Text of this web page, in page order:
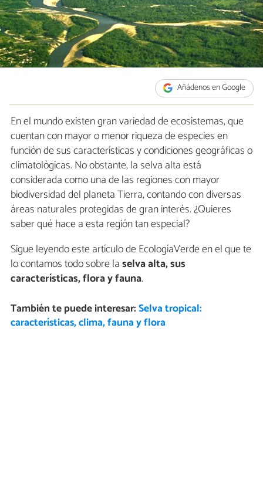
Añádenos en Google
En el mundo existen gran variedad de ecosistemas, que
cuentan con mayor o menor riqueza de especies en
función de sus características y condiciones geográficas o
climatológicas. No obstante, la selva alta está
considerada como una de las regiones con mayor
biodiversidad del planeta Tierra, contando con diversas
áreas naturales protegidas de gran interés. ¿Quieres
saber qué hace a esta región tan especial?
Sigue leyendo este artículo de EcologíaVerde en el que te
lo contamos todo sobre laselva alta, sus
características, flora y fauna.
También te puede interesar:Selva tropical:
características, clima, fauna y flora